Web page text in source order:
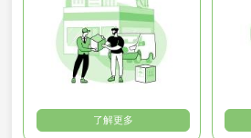
了解更多